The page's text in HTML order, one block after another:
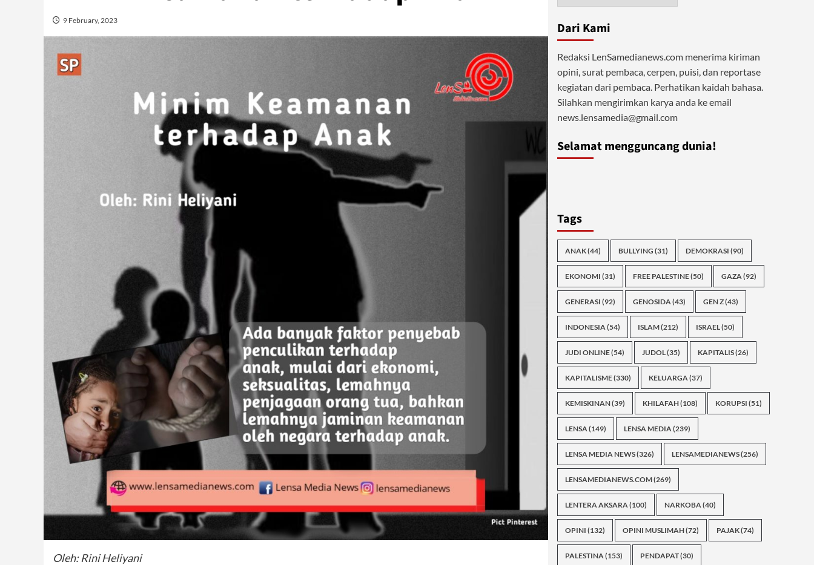
9 February, 2023
Oleh: Rini Heliyani
Dari Kami
Redaksi LenSamedianews.com menerima kiriman
opini, surat pembaca, cerpen, puisi, dan reportase
kegiatan dari pembaca. Perhatikan kaidah bahasa.
Silahkan mengirimkan karya anda ke email
news.lensamedia@gmail.com
Selamat mengguncang dunia!
Tags
ANAK(44) BULLYING (31) DEMOKRASI (90)
EKONOMI (31) FREE PALESTINE(50) GAZA(92)
GENERASI (92) GENOSIDA(43) GEN Z(43)
INDONESIA(54) ISLAM(212) ISRAEL(50)
JUDI ONLINE(54) JUDOL(35) KAPITALIS(26)
KAPITALISME(330) KELUARGA(37)
KEMISKINAN(39) KHILAFAH(108) KORUPSI (51)
LENSA(149) LENSA MEDIA(239)
LENSA MEDIA NEWS(326) LENSAMEDIANEWS(256)
LENSAMEDIANEWS.COM(269)
LENTERA AKSARA(100) NARKOBA(40)
OPINI (132) OPINI MUSLIMAH(72) PAJAK(74)
PALESTINA(153) PENDAPAT(30)